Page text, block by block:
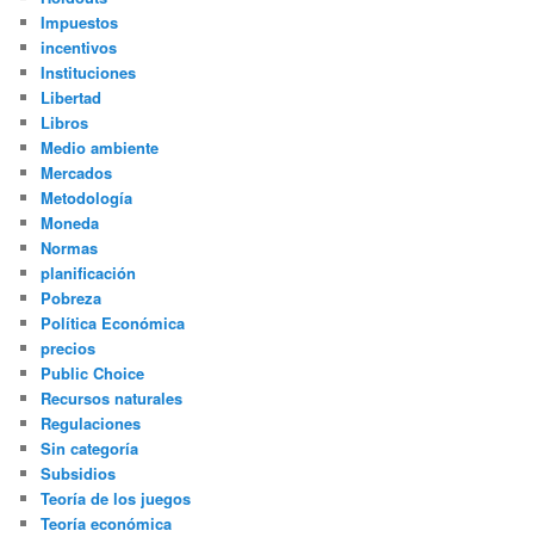
Impuestos
incentivos
Instituciones
Libertad
Libros
Medio ambiente
Mercados
Metodología
Moneda
Normas
planificación
Pobreza
Política Económica
precios
Public Choice
Recursos naturales
Regulaciones
Sin categoría
Subsidios
Teoría de los juegos
Teoría económica